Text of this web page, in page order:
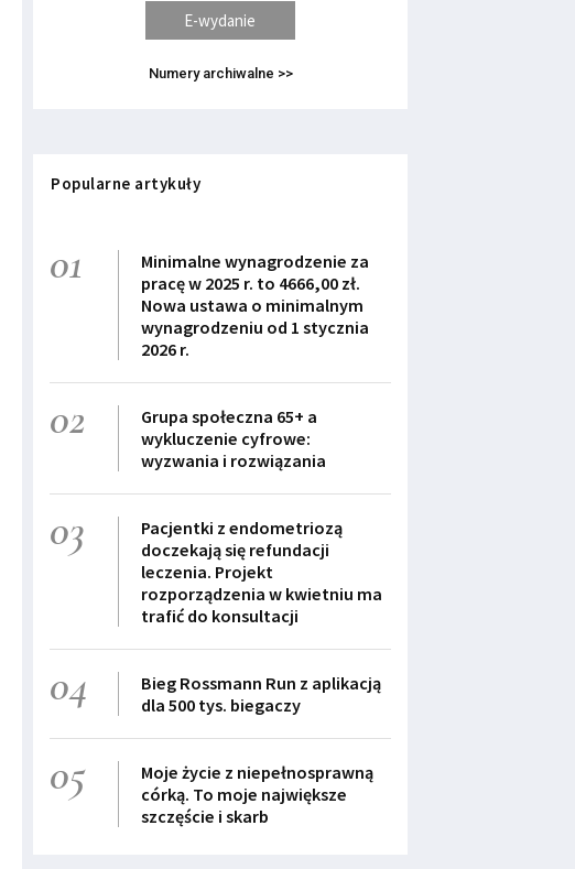
E-wydanie
Numery archiwalne >>
Popularne artykuły
01
Minimalne wynagrodzenie za
pracę w 2025 r. to 4666,00 zł.
Nowa ustawa o minimalnym
wynagrodzeniu od 1 stycznia
2026 r.
02
Grupa społeczna 65+ a
wykluczenie cyfrowe:
wyzwania i rozwiązania
03
Pacjentki z endometriozą
doczekają się refundacji
leczenia. Projekt
rozporządzenia w kwietniu ma
trafić do konsultacji
04
Bieg Rossmann Run z aplikacją
dla 500 tys. biegaczy
05
Moje życie z niepełnosprawną
córką. To moje największe
szczęście i skarb